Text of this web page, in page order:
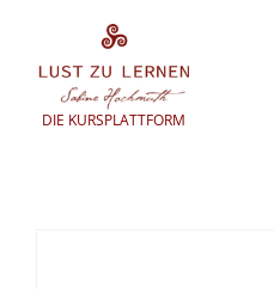
springen
DIE KURSPLATTFORM